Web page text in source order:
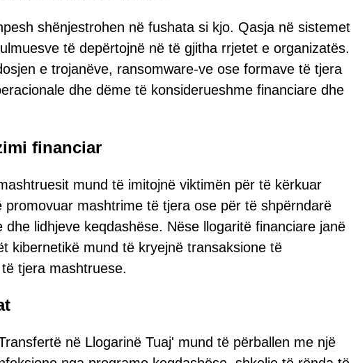
shënjestrohen në fushata si kjo. Qasja në sistemet
të depërtojnë në të gjitha rrjetet e organizatës.
e trojanëve, ransomware-ve ose formave të tjera
dhe dëme të konsiderueshme financiare dhe
financiar
mund të imitojnë viktimën për të kërkuar
mashtrime të tjera ose për të shpërndarë
lidhjeve keqdashëse. Nëse llogaritë financiare janë
kibernetikë mund të kryejnë transaksione të
tjera mashtruese.
në Llogarinë Tuaj' mund të përballen me një